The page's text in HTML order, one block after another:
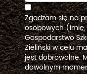
Zgadzam się na
osobowych
Gospodarstwo
Zieliński w celu
jest dobrowolne.
dowolnym